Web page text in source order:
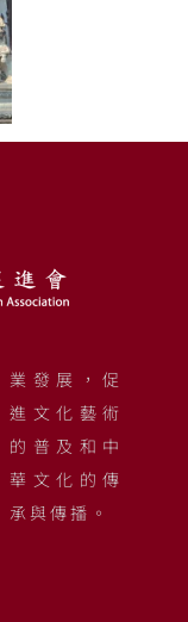
業發展，促
進文化藝術
的普及和中
華文化的傳
承與傳播。